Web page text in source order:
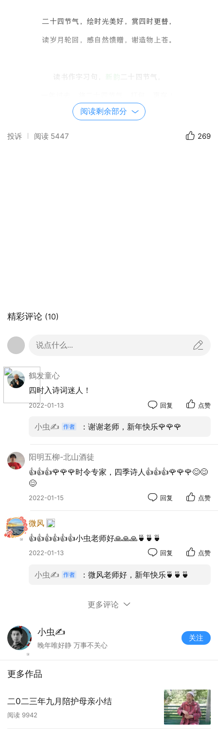
二十四节气，绘时光美好，赏四时更替，
读岁月轮回，感自然馈赠，谢造物上苍。
读书作字习句， 新韵 二十四节气，
阅读剩余部分
投诉 阅读 5447 269
精彩评论 (10)
说点什么...
鶴发童心
四时入诗词迷人！
2022-01-13 回复 点赞
小虫✍ ：谢谢老师，新年快乐🌹🌹🌹
阳明五柳-北山酒徒
👍👍👍🌹🌹🌹时令专家，四季诗人👍👍👍🌹🌹🌹😊😊
😊
2022-01-15 回复 点赞
微风
👍👍👍👍👍👍小虫老师好🙏🙏🙏🍵🍵🍵
2022-01-13 回复 点赞
小虫✍ ：微风老师好，新年快乐🍵🍵🍵
更多评论
小虫✍
晚年唯好静 万事不关心
关注
更多作品
二0二三年九月陪护母亲小结
阅读 9942